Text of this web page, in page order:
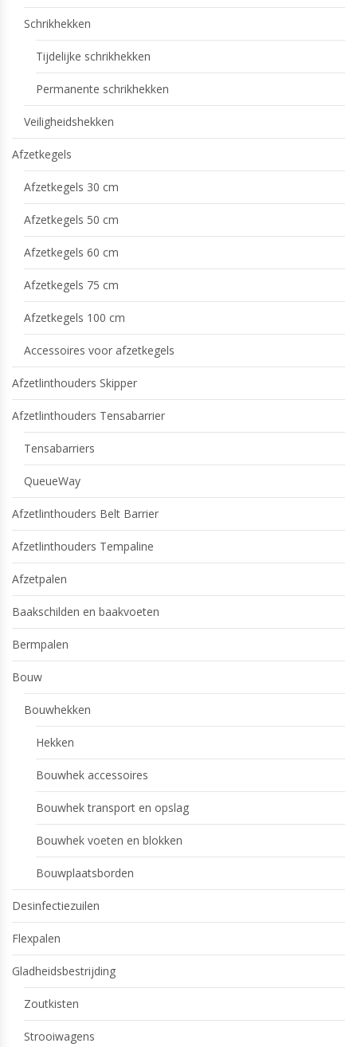
Schrikhekken
Tijdelijke schrikhekken
Permanente schrikhekken
Veiligheidshekken
Afzetkegels
Afzetkegels 30 cm
Afzetkegels 50 cm
Afzetkegels 60 cm
Afzetkegels 75 cm
Afzetkegels 100 cm
Accessoires voor afzetkegels
Afzetlinthouders Skipper
Afzetlinthouders Tensabarrier
Tensabarriers
QueueWay
Afzetlinthouders Belt Barrier
Afzetlinthouders Tempaline
Afzetpalen
Baakschilden en baakvoeten
Bermpalen
Bouw
Bouwhekken
Hekken
Bouwhek accessoires
Bouwhek transport en opslag
Bouwhek voeten en blokken
Bouwplaatsborden
Desinfectiezuilen
Flexpalen
Gladheidsbestrijding
Zoutkisten
Strooiwagens